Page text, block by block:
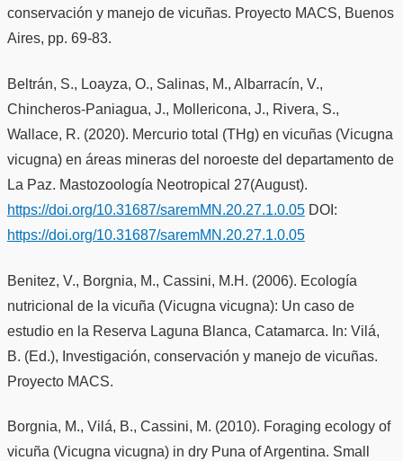
conservación y manejo de vicuñas. Proyecto MACS, Buenos
Aires, pp. 69-83.
Beltrán, S., Loayza, O., Salinas, M., Albarracín, V.,
Chincheros-Paniagua, J., Mollericona, J., Rivera, S.,
Wallace, R. (2020). Mercurio total (THg) en vicuñas (Vicugna
vicugna) en áreas mineras del noroeste del departamento de
La Paz. Mastozoología Neotropical 27(August).
https://doi.org/10.31687/saremMN.20.27.1.0.05DOI:
https://doi.org/10.31687/saremMN.20.27.1.0.05
Benitez, V., Borgnia, M., Cassini, M.H. (2006). Ecología
nutricional de la vicuña (Vicugna vicugna): Un caso de
estudio en la Reserva Laguna Blanca, Catamarca. In: Vilá,
B. (Ed.), Investigación, conservación y manejo de vicuñas.
Proyecto MACS.
Borgnia, M., Vilá, B., Cassini, M. (2010). Foraging ecology of
vicuña (Vicugna vicugna) in dry Puna of Argentina. Small